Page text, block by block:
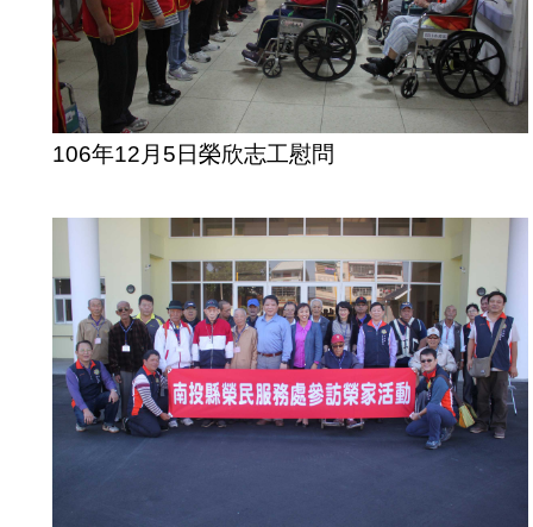
106年12月5日榮欣志工慰問